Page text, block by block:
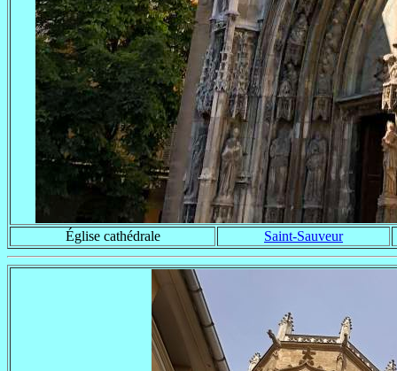
Église cathédrale Saint-Sauveur